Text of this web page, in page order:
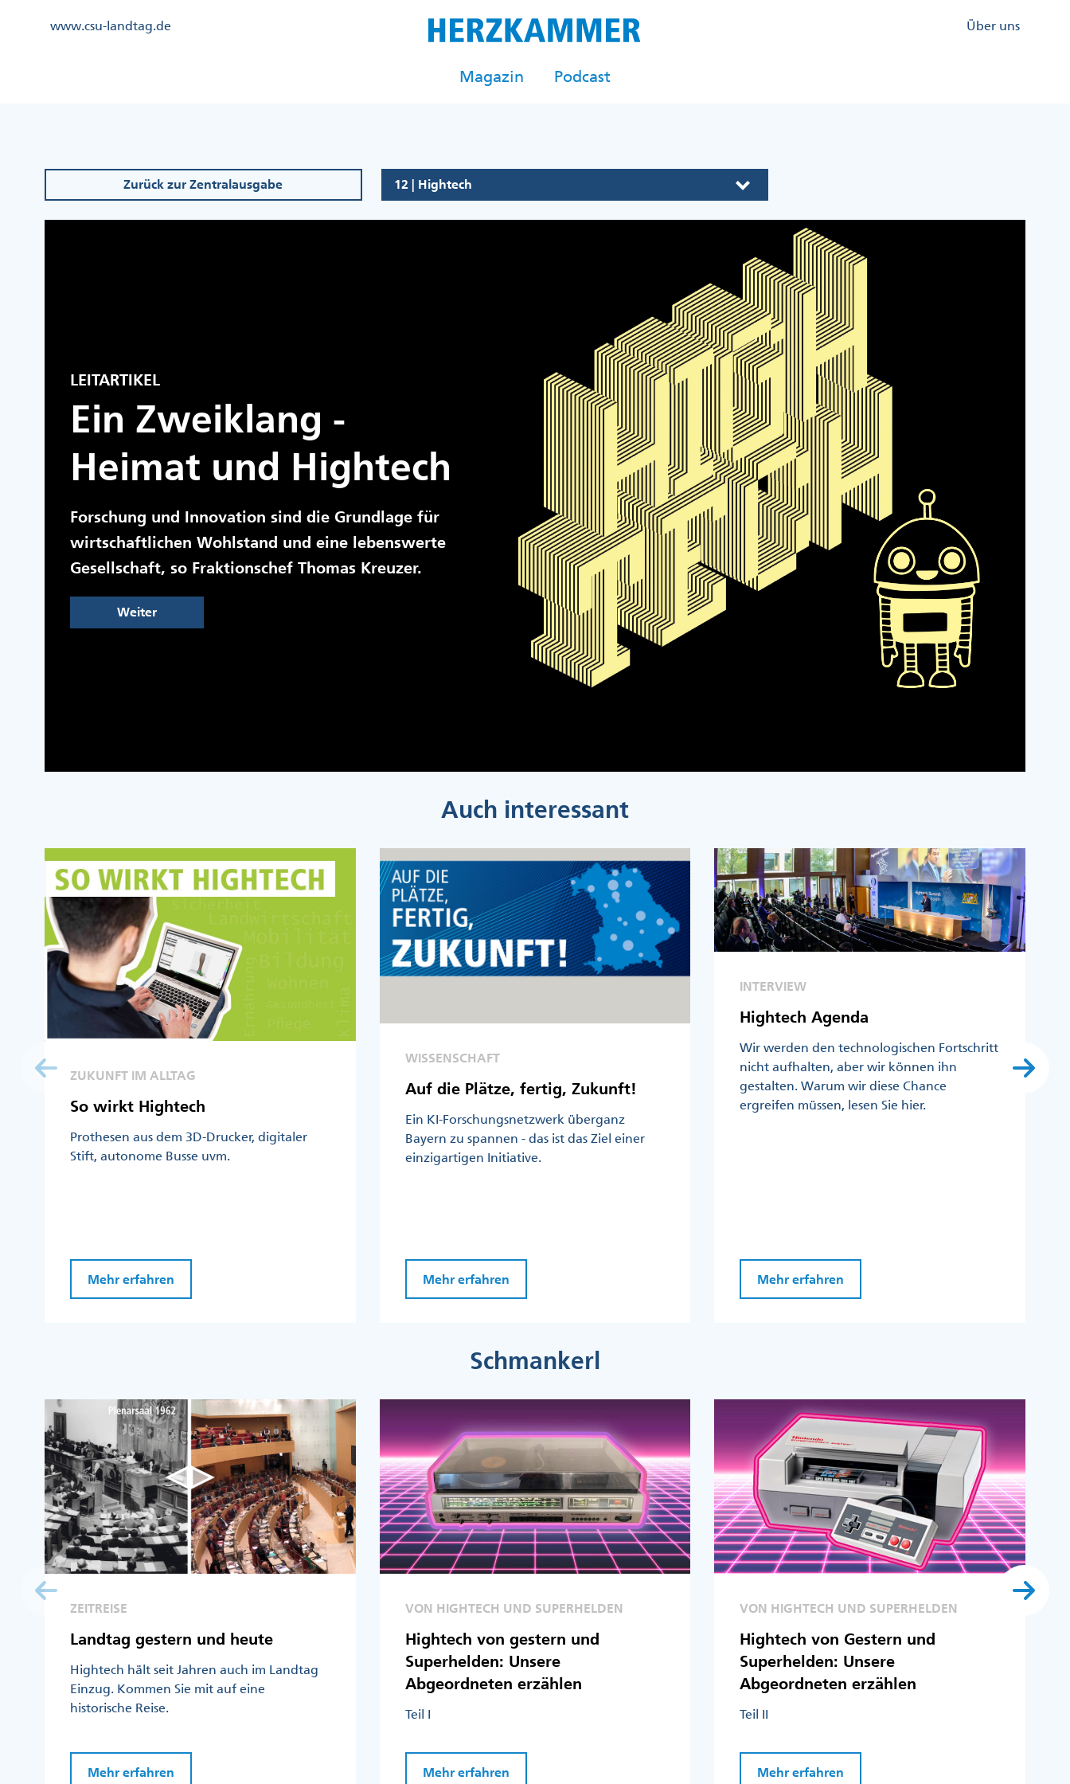
Kopfzeile
www.csu-landtag.de
Kopfzeile
Über uns
Magazin Podcast
Zurück zur Zentralausgabe 12 | Hightech
LEITARTIKEL
Ein Zweiklang -
Heimat und Hightech
Forschung und Innovation sind die Grundlage für
wirtschaftlichen Wohlstand und eine lebenswerte
Gesellschaft, so Fraktionschef Thomas Kreuzer.
Weiter
Auch interessant
ZUKUNFT IM ALLTAG
So wirkt Hightech
Prothesen aus dem 3D-Drucker, digitaler
Stift, autonome Busse uvm.
Mehr erfahren
WISSENSCHAFT
Auf die Plätze, fertig, Zukunft!
Ein KI-Forschungsnetzwerk überganz
Bayern zu spannen - das ist das Ziel einer
einzigartigen Initiative.
Mehr erfahren
INTERVIEW
Hightech Agenda
Wir werden den technologischen Fortschritt
nicht aufhalten, aber wir können ihn
gestalten. Warum wir diese Chance
ergreifen müssen, lesen Sie hier.
Mehr erfahren
Schmankerl
ZEITREISE
Landtag gestern und heute
Hightech hält seit Jahren auch im Landtag
Einzug. Kommen Sie mit auf eine
historische Reise.
Mehr erfahren
VON HIGHTECH UND SUPERHELDEN
Hightech von gestern und
Superhelden: Unsere
Abgeordneten erzählen
Teil I
Mehr erfahren
VON HIGHTECH UND SUPERHELDEN
Hightech von Gestern und
Superhelden: Unsere
Abgeordneten erzählen
Teil II
Mehr erfahren